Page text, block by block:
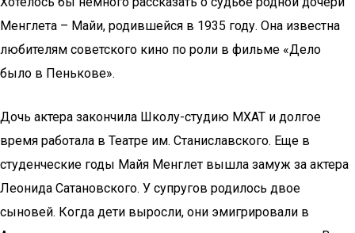
Менглета – Майи, родившейся в 1935 году. Она известна
любителям советского кино по роли в фильме «Дело
было в Пенькове».
Дочь актера закончила Школу-студию МХАТ и долгое
время работала в Театре им. Станиславского. Еще в
студенческие годы Майя Менглет вышла замуж за актера
Леонида Сатановского. У супругов родилось двое
сыновей. Когда дети выросли, они эмигрировали в